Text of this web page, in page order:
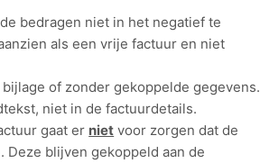
bedragen niet in het negatief te
als een vrije factuur en niet
of zonder gekoppelde gegevens.
niet in de factuurdetails.
gaat er niet voor zorgen dat de
blijven gekoppeld aan de